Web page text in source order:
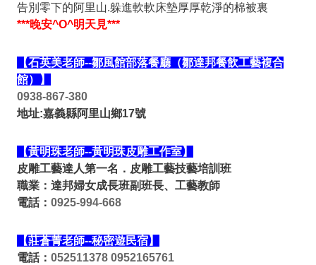
告別零下的阿里山.躲進軟軟床墊厚厚乾淨的棉被裏
***晚安^O^明天見***
【石英美老師--鄒風館部落餐廳（鄒達邦餐飲工藝複合
館）】
0938-867-380
地址:嘉義縣阿里山鄉17號
【黃明珠老師--黃明珠皮雕工作室】
皮雕工藝達人第一名．皮雕工藝技藝培訓班
職業：達邦婦女成長班副班長、工藝教師
電話： 0925-994-668
【莊蒼菁老師--秘密遊民宿】
電話： 052511378 0952165761